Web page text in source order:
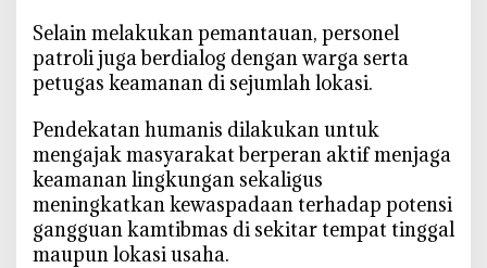
i
n
g
k
a
a
n
,
‎Selain melakukan pemantauan, personel
patroli juga berdialog dengan warga serta
petugas keamanan di sejumlah lokasi.
‎Pendekatan humanis dilakukan untuk
mengajak masyarakat berperan aktif menjaga
keamanan lingkungan sekaligus
meningkatkan kewaspadaan terhadap potensi
gangguan kamtibmas di sekitar tempat tinggal
maupun lokasi usaha.